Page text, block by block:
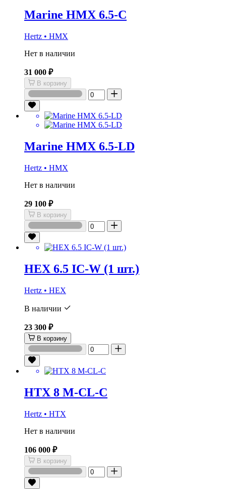
Marine HMX 6.5-C
Hertz • HMX
Нет в наличии
31 000 ₽
В корзину
Marine HMX 6.5-LD
Hertz • HMX
Нет в наличии
29 100 ₽
В корзину
HEX 6.5 IC-W (1 шт.)
Hertz • HEX
В наличии
23 300 ₽
В корзину
HTX 8 M-CL-C
Hertz • HTX
Нет в наличии
106 000 ₽
В корзину